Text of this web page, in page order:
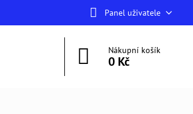
Panel uživatele
Nákupní košík
0 Kč